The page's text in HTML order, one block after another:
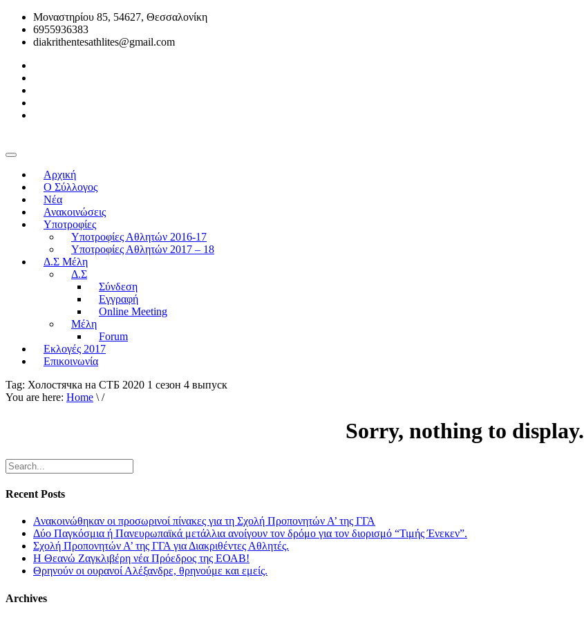
Μοναστηρίου 85, 54627, Θεσσαλονίκη
6955936383
diakrithentesathlites@gmail.com
Αρχική
O Σύλλογος
Νέα
Ανακοινώσεις
Υποτροφίες
Υποτροφίες Αθλητών 2016-17
Υποτροφίες Αθλητών 2017 – 18
Δ.Σ Μέλη
Δ.Σ
Σύνδεση
Εγγραφή
Online Meeting
Μέλη
Forum
Εκλογές 2017
Επικοινωνία
Tag: Холостячка на СТБ 2020 1 сезон 4 выпуск
You are here: Home \ /
Sorry, nothing to display.
Recent Posts
Ανακοινώθηκαν οι προσωρινοί πίνακες για τη Σχολή Προπονητών Α’ της ΓΓΑ
Δύο Παγκόσμια ή Πανευρωπαϊκά μετάλλια ανοίγουν τον δρόμο για τον διορισμό “Τιμής Ένεκεν”.
Σχολή Προπονητών Α’ της ΓΓΑ για Διακριθέντες Αθλητές.
Η Θεανώ Ζαγκλιβέρη νέα Πρόεδρος της ΕΟΑΒ!
Θρηνούν οι ουρανοί Αλέξανδρε, θρηνούμε και εμείς.
Archives